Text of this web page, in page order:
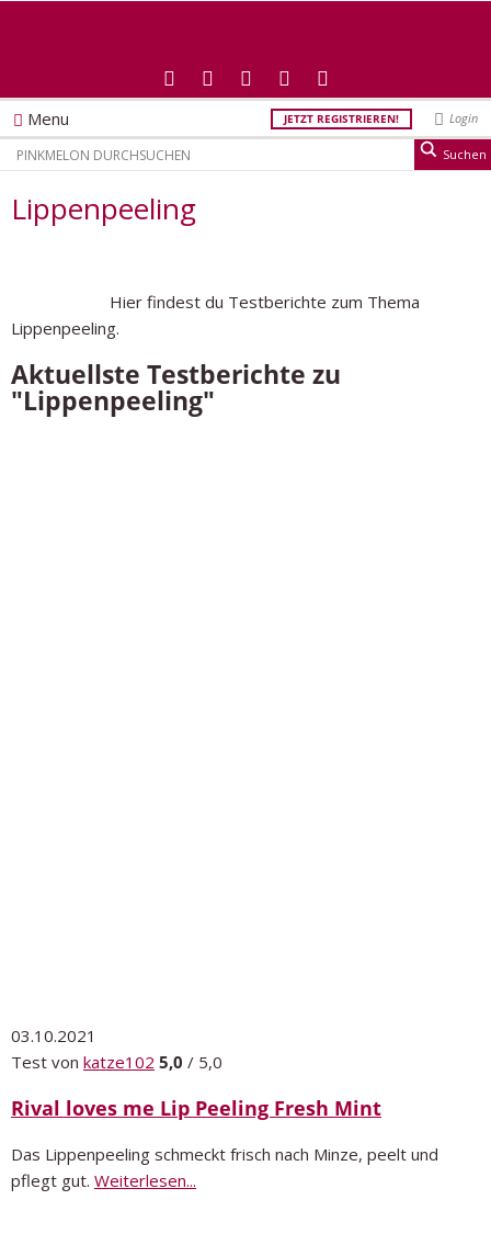
Menu JETZT REGISTRIEREN! Login
Lippenpeeling
Hier findest du Testberichte zum Thema
Lippenpeeling.
Aktuellste Testberichte zu
"Lippenpeeling"
03.10.2021
Test von katze102 5,0 / 5,0
Rival loves me Lip Peeling Fresh Mint
Das Lippenpeeling schmeckt frisch nach Minze, peelt und
pflegt gut. Weiterlesen...